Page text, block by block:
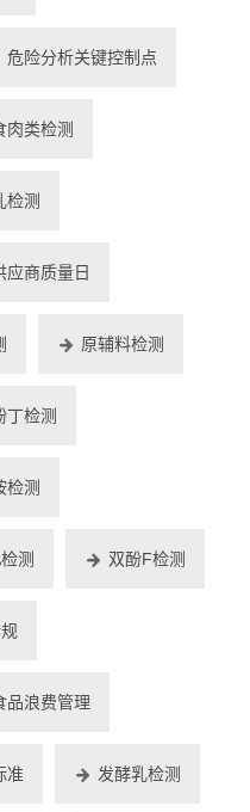
危险分析关键控制点
肉类检测
检测
应商质量日
原辅料检测
丁检测
检测
测 双酚F检测
品浪费管理
准 发酵乳检测